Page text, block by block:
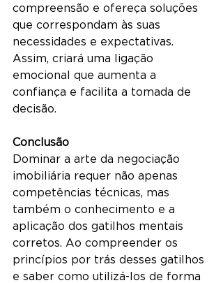
compreensão e ofereça soluções
que correspondam às suas
necessidades e expectativas.
Assim, criará uma ligação
emocional que aumenta a
confiança e facilita a tomada de
decisão.
Conclusão
Dominar a arte da negociação
imobiliária requer não apenas
competências técnicas, mas
também o conhecimento e a
aplicação dos gatilhos mentais
corretos. Ao compreender os
princípios por trás desses gatilhos
e saber como utilizá-los de forma